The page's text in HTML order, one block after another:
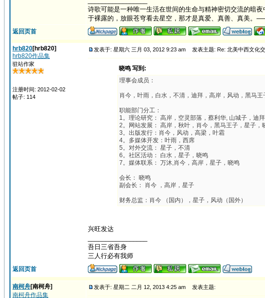
诗歌可能是一种唯一生活在世间的生命与精神密切交流的暗
于裸露的，放眼苍穹看去星空，那才是真爱、真善、真美。
返回页首
hrb820[hrb820]
hrb820作品集
驻站作家
注册时间: 2012-02-02
帖子: 114
发表于: 星期六 三月 03, 2012 9:23 am 发表主题: Re: 北美中西文化
晓鸣 写到:
理事会成员：
肖今，叶雨，白水，不清，迪拜，高岸，风动，黑马
职能部门分工：
1。理论研究： 高岸，空灵部落，蔡利华, 山城子，迪
2。网站发展： 高岸，秋叶，肖今，黑马王子，星子，
3。出版发行：肖今，风动，高梁，叶霜
4。多媒体开发：叶雨，西席
5。对外交流： 星子，不清
6。社区活动： 白水，星子，晓鸣
7。媒体联系： 万沐,肖今，高岸，星子，晓鸣
会长： 晓鸣
副会长： 肖今 ，高岸，星子
财务总监：肖今 （国内），星子，风动（国外）
兴旺发达
吾日三省吾身
三人行必有我师
返回页首
南柯舟[南柯舟]
南柯舟作品集
发表于: 星期二 二月 12, 2013 4:25 am 发表主题: